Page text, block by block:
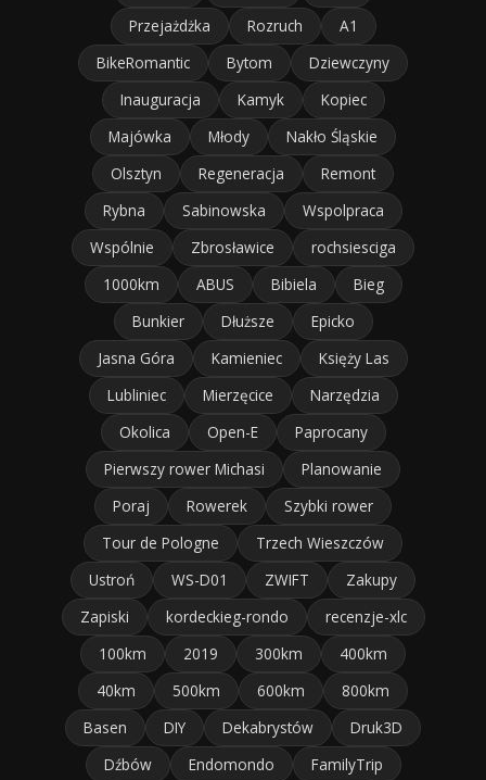
Przejażdżka
Rozruch
A1
BikeRomantic
Bytom
Dziewczyny
Inauguracja
Kamyk
Kopiec
Majówka
Młody
Nakło Śląskie
Olsztyn
Regeneracja
Remont
Rybna
Sabinowska
Wspolpraca
Wspólnie
Zbrosławice
rochsiesciga
1000km
ABUS Bibiela
Bieg
Bunkier
Dłuższe
Epicko
Jasna Góra
Kamieniec
Księży Las
Lubliniec
Mierzęcice
Narzędzia
Okolica
Open-E
Paprocany
Pierwszy rower Michasi
Planowanie
Poraj
Rowerek
Szybki rower
Tour de Pologne
Trzech Wieszczów
Ustroń
WS-D01 ZWIFT
Zakupy
Zapiski
kordeckieg-rondo
recenzje-xlc
100km
2019 300km
400km
40km
500km 600km
800km
Basen
DIY Dekabrystów
Druk3D
Dźbów
Endomondo
FamilyTrip